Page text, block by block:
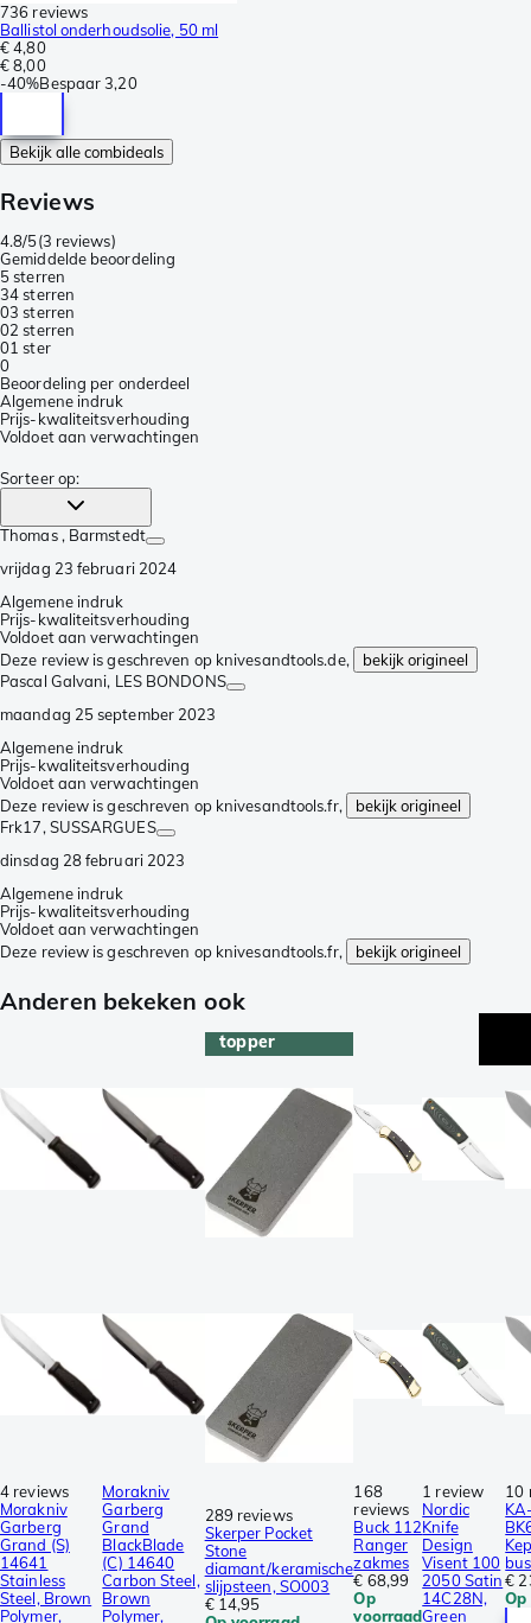
736 reviews
Ballistol onderhoudsolie, 50 ml
€ 4,80
€ 8,00
-40%Bespaar 3,20
Bekijk alle combideals
Reviews
4.8/5(3 reviews)
Gemiddelde beoordeling
5 sterren
34 sterren
03 sterren
02 sterren
01 ster
0
Beoordeling per onderdeel
Algemene indruk
Prijs-kwaliteitsverhouding
Voldoet aan verwachtingen
Sorteer op:
Thomas , Barmstedt
vrijdag 23 februari 2024
Algemene indruk
Prijs-kwaliteitsverhouding
Voldoet aan verwachtingen
Deze review is geschreven op knivesandtools.de,
bekijk origineel
Pascal Galvani, LES BONDONS
maandag 25 september 2023
Algemene indruk
Prijs-kwaliteitsverhouding
Voldoet aan verwachtingen
Deze review is geschreven op knivesandtools.fr,
bekijk origineel
Frk17, SUSSARGUES
dinsdag 28 februari 2023
Algemene indruk
Prijs-kwaliteitsverhouding
Voldoet aan verwachtingen
Deze review is geschreven op knivesandtools.fr,
bekijk origineel
Anderen bekeken ook
4 reviews
Morakniv
Garberg
Grand (S)
14641
Stainless
Steel, Brown
Polymer,
Morakniv
Garberg
Grand
BlackBlade
(C) 14640
Carbon Steel,
Brown
Polymer,
topper
289 reviews
Skerper Pocket
Stone
diamant/keramische
slijpsteen, SO003
€ 14,95
168
reviews
Buck 112
Ranger
zakmes
€ 68,99
Op
voorraad
1 review
Nordic
Knife
Design
Visent 100
2050 Satin
14C28N,
Green
10
€